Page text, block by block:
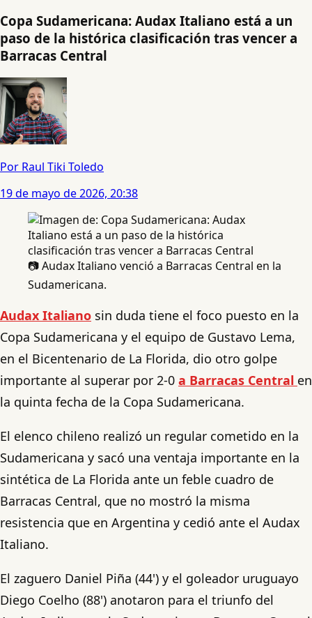
Copa Sudamericana: Audax Italiano está a un
paso de la histórica clasificación tras vencer a
Barracas Central
Por Raul Tiki Toledo
19 de mayo de 2026, 20:38
📷 Audax Italiano venció a Barracas Central en la
Sudamericana.
Audax Italiano sin duda tiene el foco puesto en la
Copa Sudamericana y el equipo de Gustavo Lema,
en el Bicentenario de La Florida, dio otro golpe
importante al superar por 2-0 a Barracas Central en
la quinta fecha de la Copa Sudamericana.
El elenco chileno realizó un regular cometido en la
Sudamericana y sacó una ventaja importante en la
sintética de La Florida ante un feble cuadro de
Barracas Central, que no mostró la misma
resistencia que en Argentina y cedió ante el Audax
Italiano.
El zaguero Daniel Piña (44') y el goleador uruguayo
Diego Coelho (88') anotaron para el triunfo del